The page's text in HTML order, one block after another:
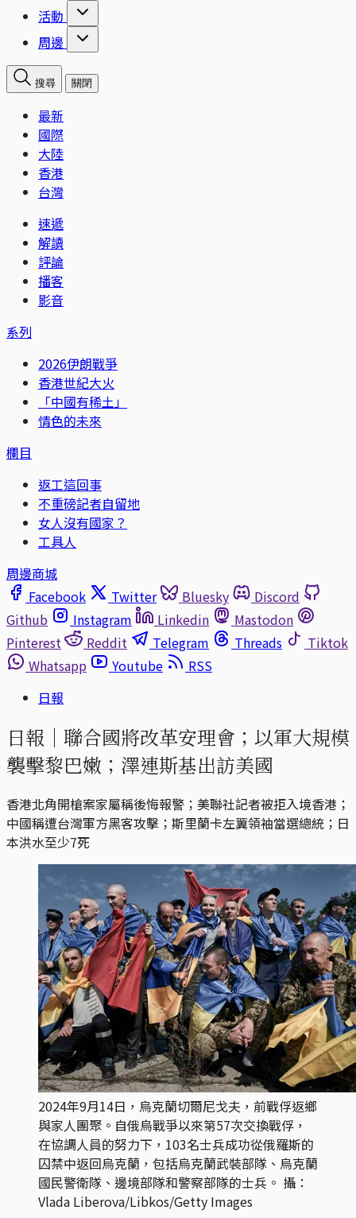
活動
周邊
搜尋 關閉
最新
國際
大陸
香港
台灣
速遞
解讀
評論
播客
影音
系列
2026伊朗戰爭
香港世紀大火
「中國有稀土」
情色的未來
欄目
返工這回事
不重磅記者自留地
女人沒有國家？
工具人
周邊商城
Facebook
Twitter Bluesky
Discord
Github
Instagram Linkedin
Mastodon
Pinterest
Reddit Telegram Threads
Tiktok
Whatsapp
Youtube
RSS
日報
日報｜聯合國將改革安理會；以軍大規模
襲擊黎巴嫩；澤連斯基出訪美國
香港北角開槍案家屬稱後悔報警；美聯社記者被拒入境香港；
中國稱遭台灣軍方黑客攻擊；斯里蘭卡左翼領袖當選總統；日
本洪水至少7死
2024年9月14日，烏克蘭切爾尼戈夫，前戰俘返鄉
與家人團聚。自俄烏戰爭以來第57次交換戰俘，
在協調人員的努力下，103名士兵成功從俄羅斯的
囚禁中返回烏克蘭，包括烏克蘭武裝部隊、烏克蘭
國民警衛隊、邊境部隊和警察部隊的士兵。 攝：
Vlada Liberova/Libkos/Getty Images